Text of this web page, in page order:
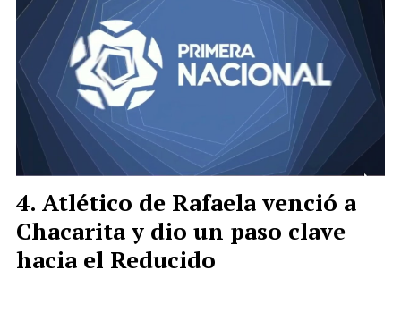
Atlético de Rafaela venció a
Chacarita y dio un paso clave
hacia el Reducido